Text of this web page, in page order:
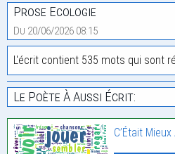
Prose Ecologie
Du 20/06/2026 08:15
L'écrit contient 535 mots qui sont
Le Poète À Aussi Écrit:
C’Était